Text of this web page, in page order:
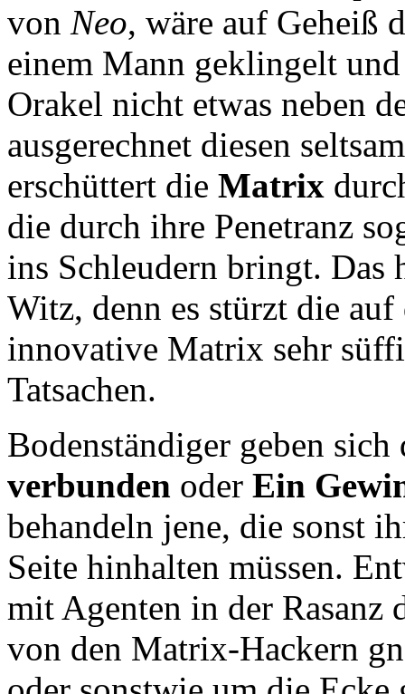
von Neo, wäre auf Geheiß
einem Mann geklingelt
Orakel nicht etwas neben
ausgerechnet diesen
erschüttert die Matrix
die durch ihre Penetranz
ins Schleudern bringt. Das
Witz, denn es stürzt die
innovative Matrix sehr
Tatsachen.
Bodenständiger geben
verbunden oder Ein
behandeln jene, die sonst
Seite hinhalten müssen.
mit Agenten in der Rasanz
von den Matrix-Hackern